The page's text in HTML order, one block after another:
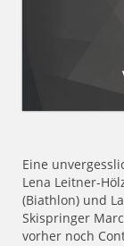
Eine
Lena Leitner-
(Biathlon) und
Skispringer
vorher noch